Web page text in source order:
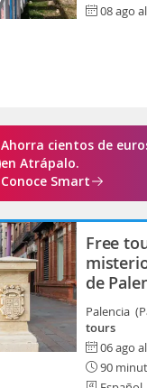
08 ago
Ahorra cientos de
en Atrápalo.
Conoce Smart
Free
de
Palencia
tours
06 ago
90